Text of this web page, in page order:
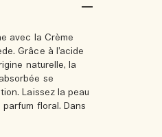
avec la Crème
Grâce à l’acide
naturelle, la
se
Laissez la peau
floral. Dans